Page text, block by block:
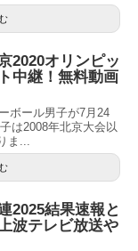
2020オリンピッ
中継！無料動画
ボール男子が7月24
は2008年北京大会以
ま...
2025結果速報と
波テレビ放送や